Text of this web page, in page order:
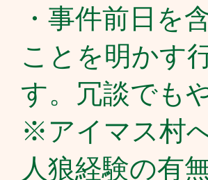
・事件前日を
ことを明かす
す。冗談でも
※アイマス村
人狼経験の有